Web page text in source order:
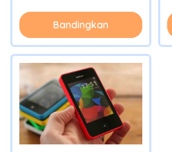
Bandingkan